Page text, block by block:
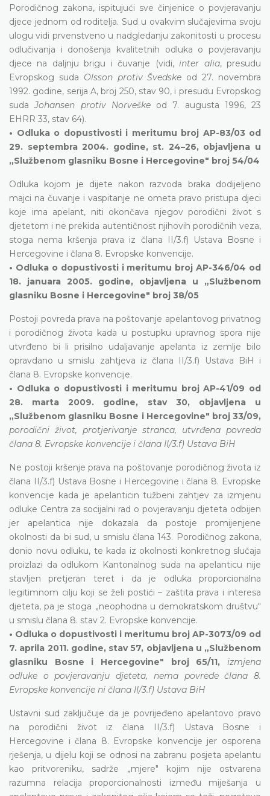
Porodičnog zakona, ispitujući sve činjenice o povjeravanju
djece jednom od roditelja. Sud u ovakvim slučajevima svoju
ulogu vidi prvenstveno u nadgledanju zakonitosti u procesu
odlučivanja i donošenja kvalitetnih odluka o povjeravanju
djece na daljnju brigu i čuvanje (vidi,inter alia, presudu
Evropskog suda Olsson protiv Švedske od 27. novembra
1992. godine, serija A, broj 250, stav 90, i presudu Evropskog
sudaJohansen protiv Norveške od 7. augusta 1996, 23
EHRR 33, stav 64).
• Odluka o dopustivosti i meritumu broj AP-83/03 od
29. septembra 2004. godine, st. 24–26, objavljena u
„Službenom glasniku Bosne i Hercegovine" broj 54/04
Odluka kojom je dijete nakon razvoda braka dodijeljeno
majci na čuvanje i vaspitanje ne ometa pravo pristupa djeci
koje ima apelant, niti okončava njegov porodični život s
djetetom i ne prekida autentičnost njihovih porodičnih veza,
stoga nema kršenja prava iz člana II/3.f) Ustava Bosne i
Hercegovine i člana 8. Evropske konvencije.
• Odluka o dopustivosti i meritumu broj AP-346/04 od
18. januara 2005. godine, objavljena u „Službenom
glasniku Bosne i Hercegovine" broj 38/05
Postoji povreda prava na poštovanje apelantovog privatnog
i porodičnog života kada u postupku upravnog spora nije
utvrđeno bi li prisilno udaljavanje apelanta iz zemlje bilo
opravdano u smislu zahtjeva iz člana II/3.f) Ustava BiH i
člana 8. Evropske konvencije.
• Odluka o dopustivosti i meritumu broj AP-41/09 od
28. marta 2009. godine, stav 30, objavljena u
„Službenom glasniku Bosne i Hercegovine" broj 33/09,
porodični život, protjerivanje stranca, utvrđena povreda
člana 8. Evropske konvencije i člana II/3.f) Ustava BiH
Ne postoji kršenje prava na poštovanje porodičnog života iz
člana II/3.f) Ustava Bosne i Hercegovine i člana 8. Evropske
konvencije kada je apelanticin tužbeni zahtjev za izmjenu
odluke Centra za socijalni rad o povjeravanju djeteta odbijen
jer apelantica nije dokazala da postoje promijenjene
okolnosti da bi sud, u smislu člana 143. Porodičnog zakona,
donio novu odluku, te kada iz okolnosti konkretnog slučaja
proizlazi da odlukom Kantonalnog suda na apelanticu nije
stavljen pretjeran teret i da je odluka proporcionalna
legitimnom cilju koji se želi postići – zaštita prava i interesa
djeteta, pa je stoga „neophodna u demokratskom društvu"
u smislu člana 8. stav 2. Evropske konvencije.
• Odluka o dopustivosti i meritumu broj AP-3073/09 od
7. aprila 2011. godine, stav 57, objavljena u „Službenom
glasniku Bosne i Hercegovine" broj 65/11, izmjena
odluke o povjeravanju djeteta, nema povrede člana 8.
Evropske konvencije ni člana II/3.f) Ustava BiH
Ustavni sud zaključuje da je povrijeđeno apelantovo pravo
na porodični život iz člana II/3.f) Ustava Bosne i
Hercegovine i člana 8. Evropske konvencije jer osporena
rješenja, u dijelu koji se odnosi na zabranu posjeta apelantu
kao pritvoreniku, sadrže „mjere" kojim nije ostvarena
razumna relacija proporcionalnosti između miješanja u